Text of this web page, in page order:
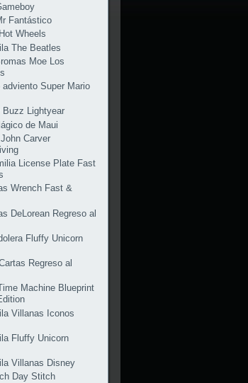
Fantástico
Wheels
The Beatles
Moe Los
adviento Super Mario
Buzz Lightyear
de Maui
Carver
License Plate Fast
Wrench Fast &
DeLorean Regreso al
Fluffy Unicorn
Regreso al
Machine Blueprint
Villanas Iconos
Fluffy Unicorn
Villanas Disney
Day Stitch